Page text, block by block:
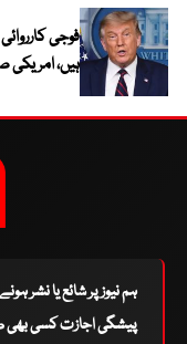
فوجی
ہیں، امریکی
ہم نیوز پر شائع یا نشر
پیشگی اجازت کسی بھی